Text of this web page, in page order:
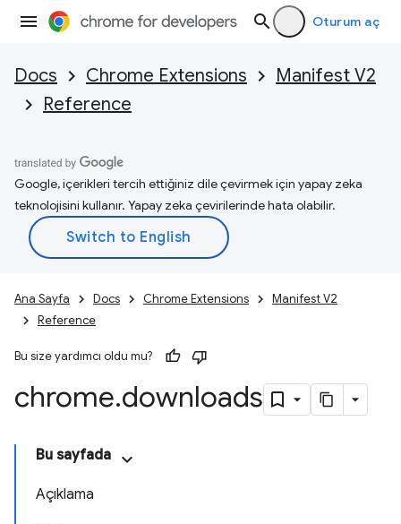
Oturum aç
Docs Chrome Extensions
Manifest V2
Reference
Google, içerikleri tercih ettiğiniz dile çevirmek için yapay zeka
teknolojisini kullanır. Yapay zeka çevirilerinde hata olabilir.
Ana Sayfa Docs Chrome Extensions
Manifest V2
Reference
Bu size yardımcı oldu mu?
chrome.downloads
Bu sayfada
Açıklama